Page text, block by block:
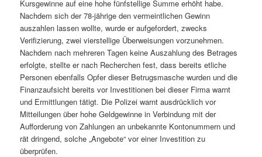
Kursgewinne auf eine hohe fünfstellige Summe erhöht habe.
Nachdem sich der 78-jährige den vermeintlichen Gewinn
auszahlen lassen wollte, wurde er aufgefordert, zwecks
Verifizierung, zwei vierstellige Überweisungen vorzunehmen.
Nachdem nach mehreren Tagen keine Auszahlung des Betrages
erfolgte, stellte er nach Recherchen fest, dass bereits etliche
Personen ebenfalls Opfer dieser Betrugsmasche wurden und die
Finanzaufsicht bereits vor Investitionen bei dieser Firma warnt
und Ermittlungen tätigt. Die Polizei warnt ausdrücklich vor
Mitteilungen über hohe Geldgewinne in Verbindung mit der
Aufforderung von Zahlungen an unbekannte Kontonummern und
rät dringend, solche „Angebote“ vor einer Investition zu
überprüfen.